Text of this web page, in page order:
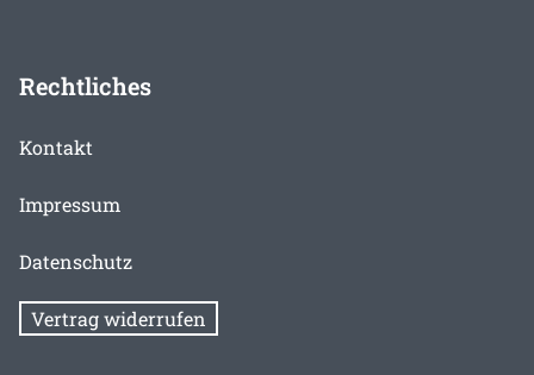
Rechtliches
Kontakt
Impressum
Datenschutz
Vertrag widerrufen